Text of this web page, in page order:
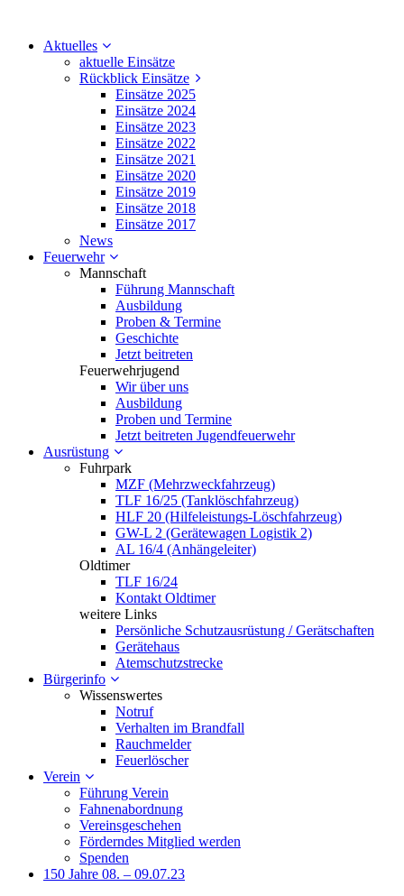
Aktuelles
aktuelle Einsätze
Rückblick Einsätze
Einsätze 2025
Einsätze 2024
Einsätze 2023
Einsätze 2022
Einsätze 2021
Einsätze 2020
Einsätze 2019
Einsätze 2018
Einsätze 2017
News
Feuerwehr
Mannschaft
Führung Mannschaft
Ausbildung
Proben & Termine
Geschichte
Jetzt beitreten
Feuerwehrjugend
Wir über uns
Ausbildung
Proben und Termine
Jetzt beitreten Jugendfeuerwehr
Ausrüstung
Fuhrpark
MZF (Mehrzweckfahrzeug)
TLF 16/25 (Tanklöschfahrzeug)
HLF 20 (Hilfeleistungs-Löschfahrzeug)
GW-L 2 (Gerätewagen Logistik 2)
AL 16/4 (Anhängeleiter)
Oldtimer
TLF 16/24
Kontakt Oldtimer
weitere Links
Persönliche Schutzausrüstung / Gerätschaften
Gerätehaus
Atemschutzstrecke
Bürgerinfo
Wissenswertes
Notruf
Verhalten im Brandfall
Rauchmelder
Feuerlöscher
Verein
Führung Verein
Fahnenabordnung
Vereinsgeschehen
Förderndes Mitglied werden
Spenden
150 Jahre 08. – 09.07.23